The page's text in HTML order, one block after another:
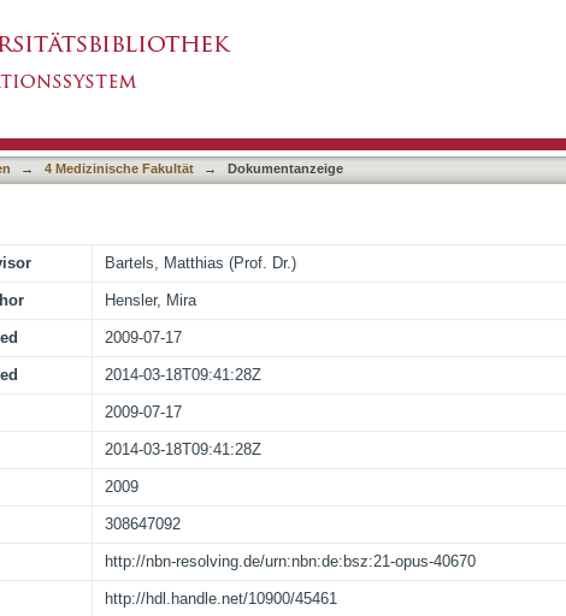
Patienten
→ 4 Medizinische Fakultät → Dokumentanzeige
Bartels, Matthias (Prof. Dr.)
Hensler, Mira
2009-07-17
2014-03-18T09:41:28Z
2009-07-17
2014-03-18T09:41:28Z
2009
308647092
http://nbn-resolving.de/urn:nbn:de:bsz:21-opus-40670
http://hdl.handle.net/10900/45461